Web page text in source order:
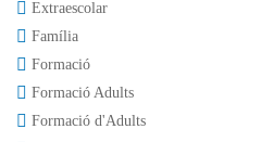
Extraescolar
Família
Formació
Formació Adults
Formació d'Adults